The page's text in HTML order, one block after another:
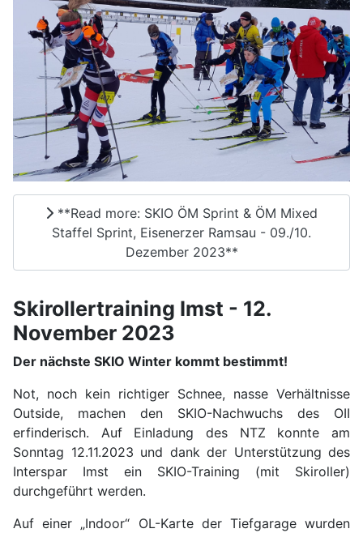
**Read more: SKIO ÖM Sprint & ÖM Mixed
Staffel Sprint, Eisenerzer Ramsau - 09./10.
Dezember 2023**
Skirollertraining Imst - 12.
November 2023
Der nächste SKIO Winter kommt bestimmt!
Not, noch kein richtiger Schnee, nasse Verhältnisse
Outside, machen den SKIO-Nachwuchs des OII
erfinderisch. Auf Einladung des NTZ konnte am
Sonntag 12.11.2023 und dank der Unterstützung des
Interspar Imst ein SKIO-Training (mit Skiroller)
durchgeführt werden.
Auf einer „Indoor“ OL-Karte der Tiefgarage wurden